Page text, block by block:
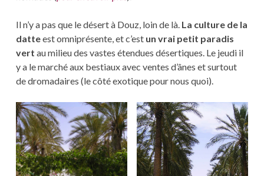
Il n’y a pas que le désert à Douz, loin de là. La culture de la
datteest omniprésente, et c’est un vrai petit paradis
vert au milieu des vastes étendues désertiques. Le jeudi il
y a le marché aux bestiaux avec ventes d’ânes et surtout
de dromadaires (le côté exotique pour nous quoi).